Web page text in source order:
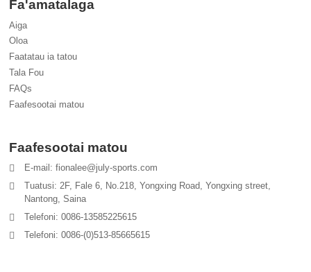
Fa'amatalaga
Aiga
Oloa
Faatatau ia tatou
Tala Fou
FAQs
Faafesootai matou
Faafesootai matou
E-mail: fionalee@july-sports.com
Tuatusi: 2F, Fale 6, No.218, Yongxing Road, Yongxing street,
Nantong, Saina
Telefoni: 0086-13585225615
Telefoni: 0086-(0)513-85665615